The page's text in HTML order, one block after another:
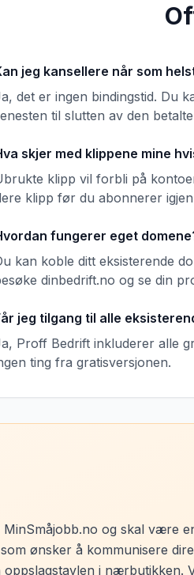
jeg kansellere når som
det er ingen bindingstid. Du
til slutten av den
skjer med klippene mine
klipp vil forbli på
klipp før du abonnerer
fungerer eget
kan koble ditt eksisterende
dinbedrift.no og se din
jeg tilgang til alle
Proff Bedrift inkluderer alle
ting fra gratisversjonen.
og skal være
ønsker å kommunisere
i nærbutikken.